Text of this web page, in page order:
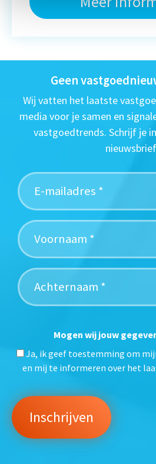
Geen
Wij vatten het laatste
media voor je samen en
vastgoedtrends. Schrijf je
Mogen wij jouw
Ja, ik geef toestemming om
en mij te informeren over het